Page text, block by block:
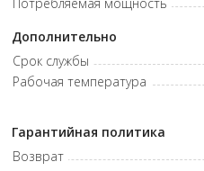
Дополнительно
Срок службы
Рабочая температура
Гарантийная политика
Возврат